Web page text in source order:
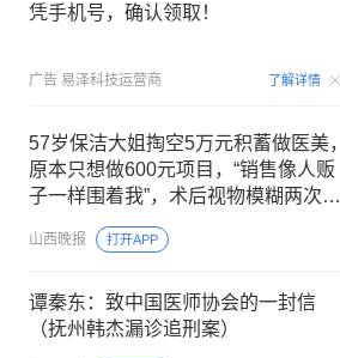
凭手机号，确认领取！
广告 易泽科技运营商 了解详情
57岁保洁大姐掏空5万元积蓄做医美，
原本只想做600元项目，“销售像人贩
子一样围着我”，术后视物模糊两次去
医院就诊；涉事机构拒回应
山西晚报 打开APP
谭秦东：致中国医师协会的一封信
（抚州韩杰漏诊追刑案）